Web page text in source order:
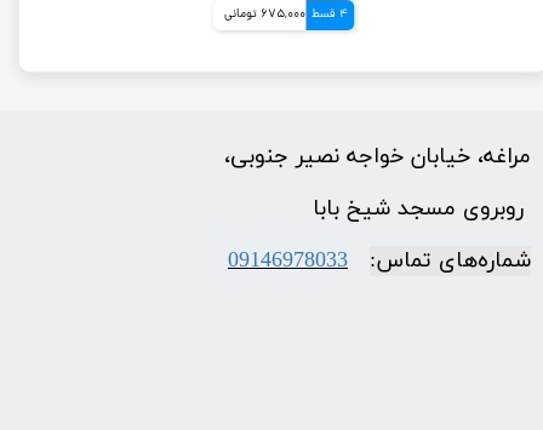
4 قسط 675,000 تومانی
مراغه، خیابان خواجه نصیر جنوبی،
​​​​​​​ روبروی مسجد شیخ بابا
شماره‌‌های تماس:
09146978033